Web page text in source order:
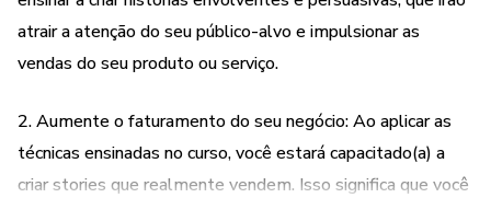
atrair a atenção do seu público-alvo e impulsionar as
vendas do seu produto ou serviço.
2. Aumente o faturamento do seu negócio: Ao aplicar as
técnicas ensinadas no curso, você estará capacitado(a) a
criar stories que realmente vendem. Isso significa que você